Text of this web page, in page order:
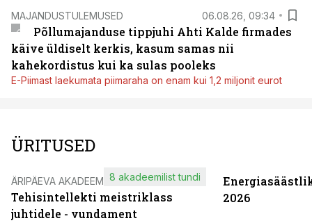
MAJANDUSTULEMUSED 06.08.26, 09:34
Põllumajanduse tippjuhi Ahti Kalde firmades
käive üldiselt kerkis, kasum samas nii
kahekordistus kui ka sulas pooleks
E-Piimast laekumata piimaraha on enam kui 1,2 miljonit eurot
ÜRITUSED
ÄRIPÄEVA AKADEEMIA
Tehisintellekti meistriklass
juhtidele - vundament
8 akadeemilist tundi
2026